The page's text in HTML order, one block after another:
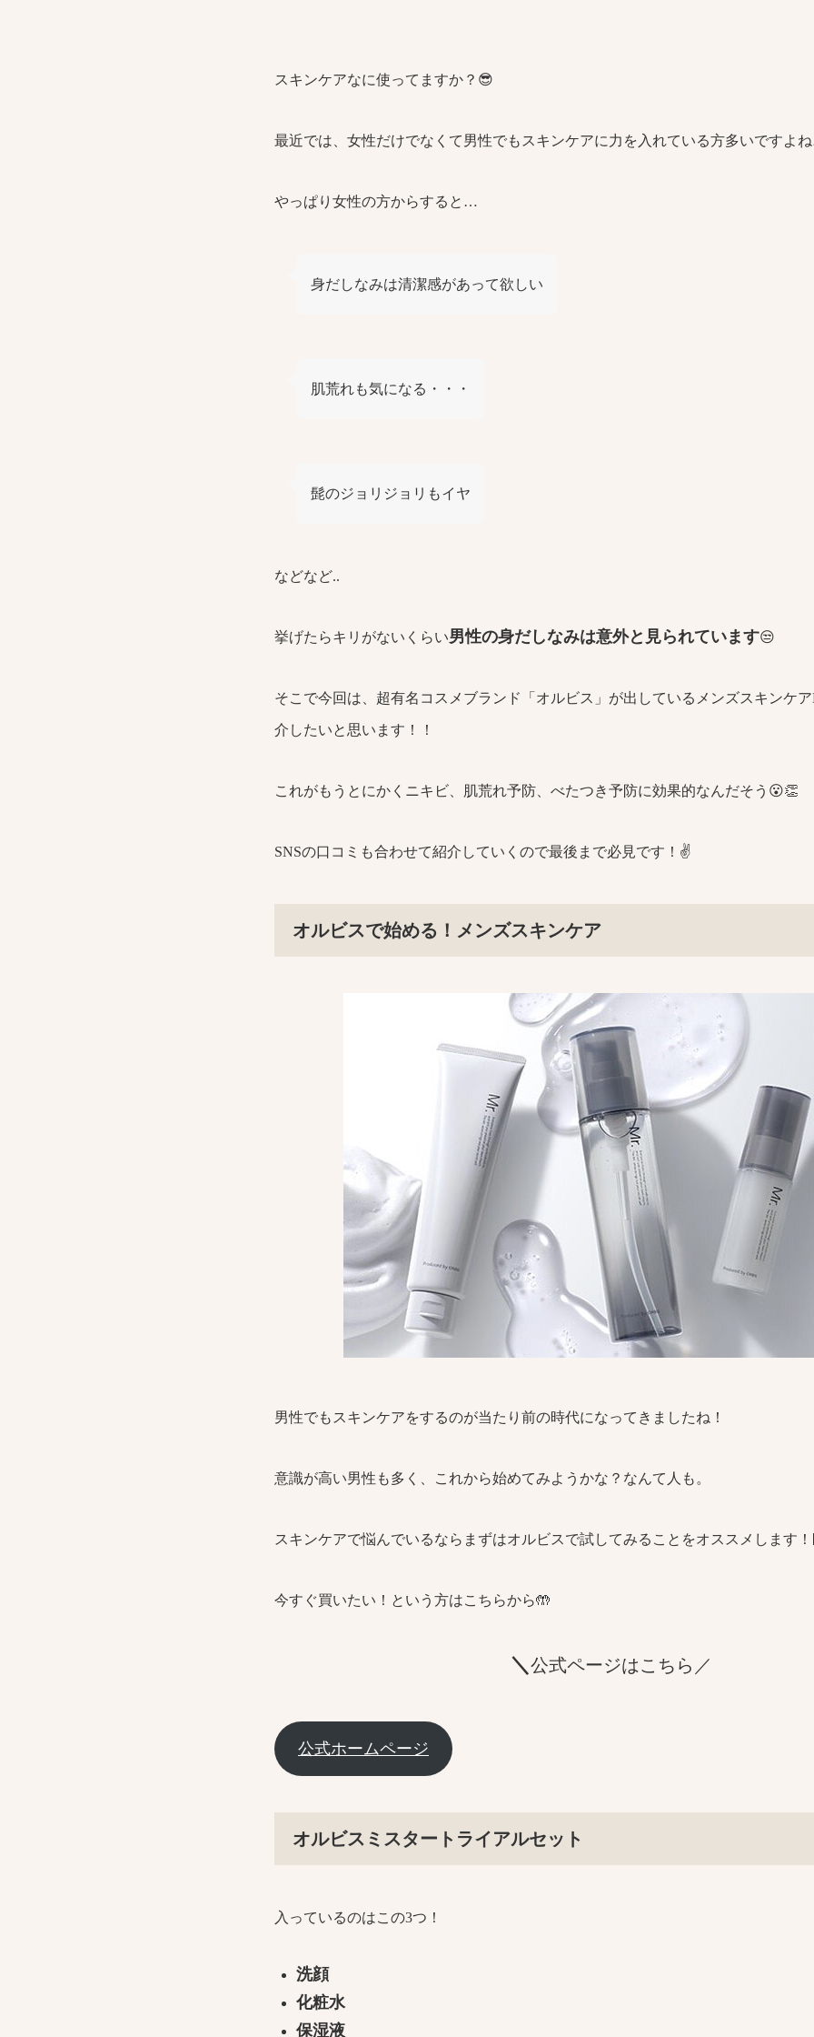
スキンケアなに使ってますか？😎
最近では、女性だけでなくて男性でもスキンケアに力を入れている方多いですよね
やっぱり女性の方からすると…
身だしなみは清潔感があって欲しい
肌荒れも気になる・・・
髭のジョリジョリもイヤ
などなど..
挙げたらキリがないくらい男性の身だしなみは意外と見られています😒
そこで今回は、超有名コスメブランド「オルビス」が出しているメンズスキンケ
介したいと思います！！
これがもうとにかくニキビ、肌荒れ予防、べたつき予防に効果的なんだそう😮👏
SNSの口コミも合わせて紹介していくので最後まで必見です！✌️
オルビスで始める！メンズスキンケア
男性でもスキンケアをするのが当たり前の時代になってきましたね！
意識が高い男性も多く、これから始めてみようかな？なんて人も。
スキンケアで悩んでいるならまずはオルビスで試してみることをオススメします
今すぐ買いたい！という方はこちらから🤲
＼ 公式ページはこちら／
公式ホームページ
オルビスミスタートライアルセット
入っているのはこの3つ！
洗顔
化粧水
保湿液